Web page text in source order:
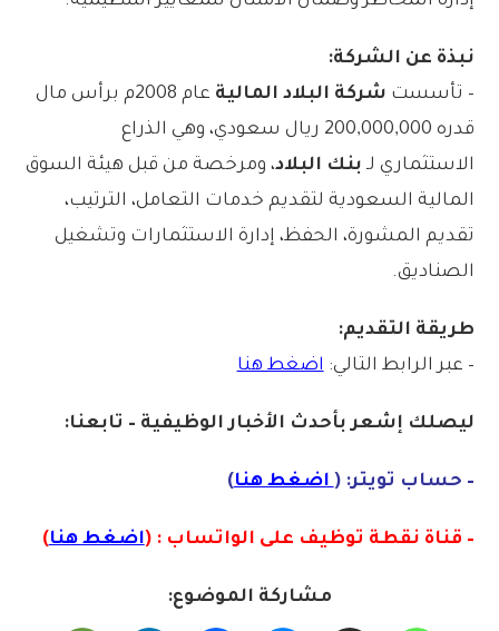
نبذة عن الشركة:
– تأسست شركة البلاد المالية
عام 2008م برأس مال
قدره 200,000,000 ريال سعودي، وهي الذراع
الاستثماري لـ بنك البلاد، ومرخصة من قبل هيئة السوق
المالية السعودية لتقديم خدمات التعامل، الترتيب،
تقديم المشورة، الحفظ، إدارة الاستثمارات وتشغيل
الصناديق.
طريقة التقديم:
– عبر الرابط التالي: اضغط هنا
ليصلك إشعربأحدث الأخبار الوظيفية – تابعنا:
– حساب تويتر: ( اضغط هنا)
– قناة نقطة توظيف على الواتساب : (اضغط هنا)
مشاركة الموضوع: